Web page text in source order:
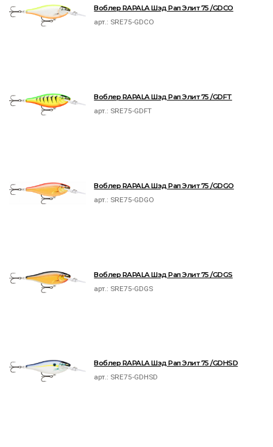
Воблер RAPALA Шэд Рап Элит 75 /GDCO
арт.: SRE75-GDCO
Воблер RAPALA Шэд Рап Элит 75 /GDFT
арт.: SRE75-GDFT
Воблер RAPALA Шэд Рап Элит 75 /GDGO
арт.: SRE75-GDGO
Воблер RAPALA Шэд Рап Элит 75 /GDGS
арт.: SRE75-GDGS
Воблер RAPALA Шэд Рап Элит 75 /GDHSD
арт.: SRE75-GDHSD